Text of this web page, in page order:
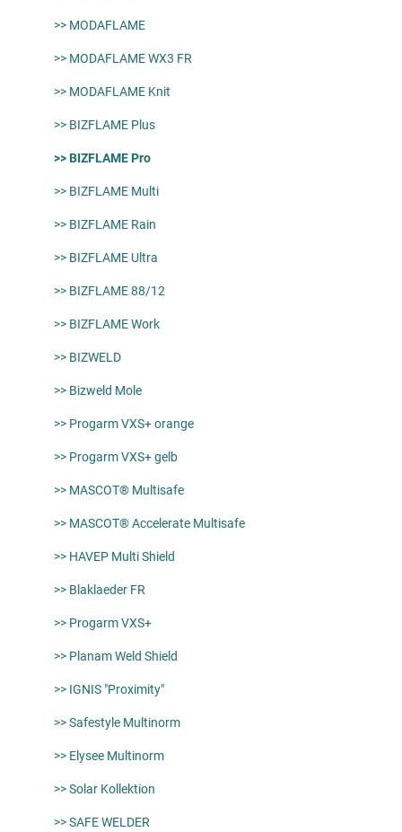
>> MODAFLAME
>> MODAFLAME WX3 FR
>> MODAFLAME Knit
>> BIZFLAME Plus
>> BIZFLAME Pro
>> BIZFLAME Multi
>> BIZFLAME Rain
>> BIZFLAME Ultra
>> BIZFLAME 88/12
>> BIZFLAME Work
>> BIZWELD
>> Bizweld Mole
>> Progarm VXS+ orange
>> Progarm VXS+ gelb
>> MASCOT® Multisafe
>> MASCOT® Accelerate Multisafe
>> HAVEP Multi Shield
>> Blaklaeder FR
>> Progarm VXS+
>> Planam Weld Shield
>> IGNIS "Proximity"
>> Safestyle Multinorm
>> Elysee Multinorm
>> Solar Kollektion
>> SAFE WELDER